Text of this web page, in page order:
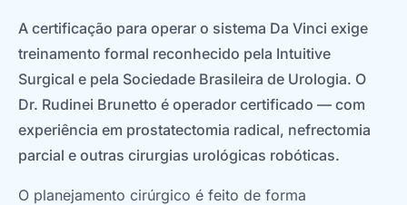
A certificação para operar o sistema Da Vinci exige
treinamento formal reconhecido pela Intuitive
Surgical e pela Sociedade Brasileira de Urologia. O
Dr. Rudinei Brunetto é operador certificado — com
experiência em prostatectomia radical, nefrectomia
parcial e outras cirurgias urológicas robóticas.
O planejamento cirúrgico é feito de forma